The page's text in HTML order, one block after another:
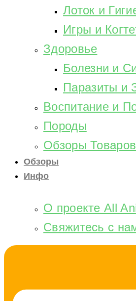
Лоток и
Игры и
Здоровье
Болезни и
Паразиты и
Воспитание и
Породы
Обзоры Товаров
Обзоры
Инфо
О проекте All
Свяжитесь с